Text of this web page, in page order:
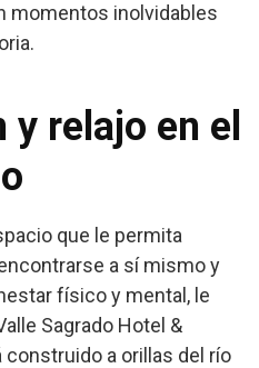
momentos inolvidables
relajo en el
que le permita
a sí mismo y
físico y mental, le
Sagrado Hotel &
a orillas del río